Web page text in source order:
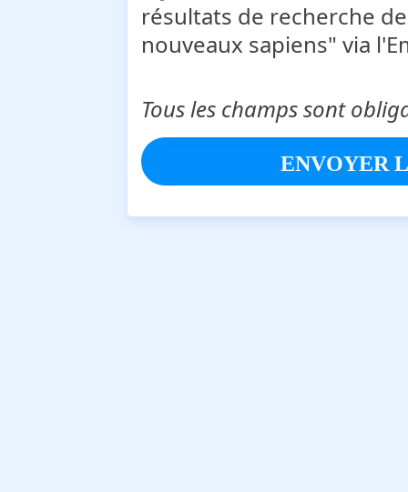
résultats de recherche
nouveaux sapiens" via
Tous les champs sont